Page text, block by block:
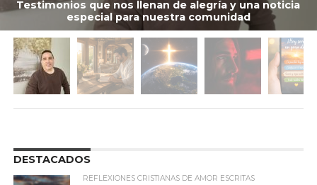
Testimonios que nos llenan de alegría y una noticia
especial para nuestra comunidad
DESTACADOS
REFLEXIONES CRISTIANAS DE AMOR ESCRITAS